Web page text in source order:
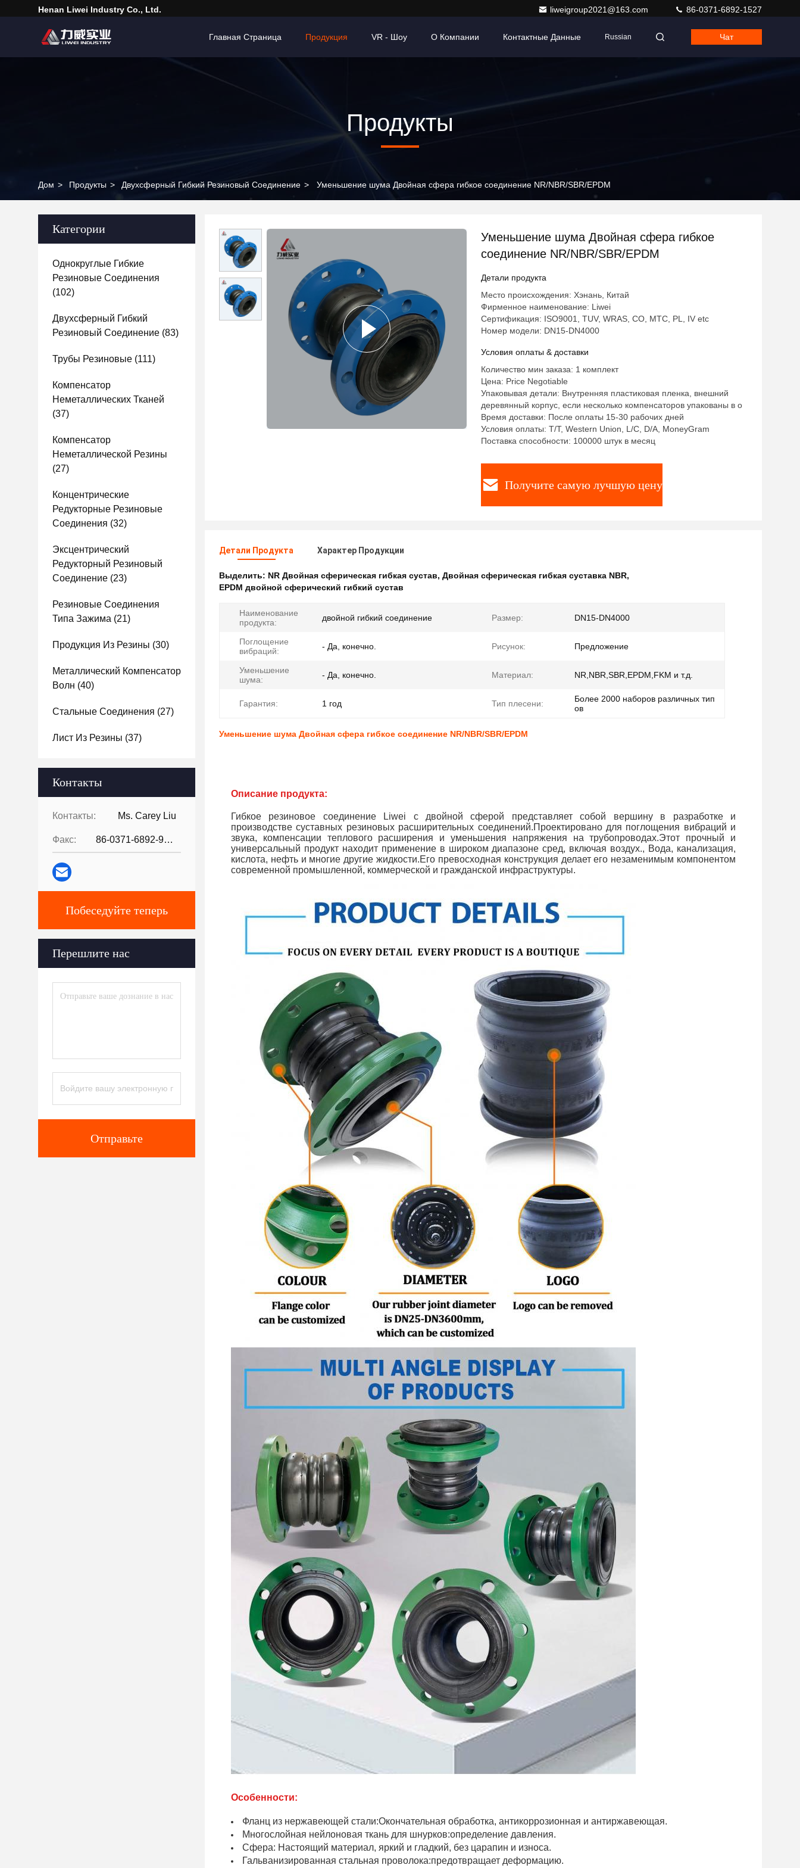
Henan Liwei Industry Co., Ltd. liweigroup2021@163.com 86-0371-6892-1527
Главная Страница Продукция VR - Шоу О Компании Контактные Данные Russian Чат
Продукты
Дом > Продукты > Двухсферный Гибкий Резиновый Соединение > Уменьшение шума Двойная сфера гибкое соединение NR/NBR/SBR/EPDM
Категории
Однокруглые Гибкие
Резиновые Соединения
(102)
Двухсферный Гибкий
Резиновый Соединение (83)
Трубы Резиновые (111)
Компенсатор
Неметаллических Тканей
(37)
Компенсатор
Неметаллической Резины
(27)
Концентрические
Редукторные Резиновые
Соединения (32)
Эксцентрический
Редукторный Резиновый
Соединение (23)
Резиновые Соединения
Типа Зажима (21)
Продукция Из Резины (30)
Металлический Компенсатор
Волн (40)
Стальные Соединения (27)
Лист Из Резины (37)
Контакты
Контакты: Ms. Carey Liu
Факс: 86-0371-6892-9024
Побеседуйте теперь
Перешлите нас
Отправьте
Уменьшение шума Двойная сфера гибкое
соединение NR/NBR/SBR/EPDM
Детали продукта
Место происхождения: Хэнань, Китай
Фирменное наименование: Liwei
Сертификация: ISO9001, TUV, WRAS, CO, MTC, PL, IV etc
Номер модели: DN15-DN4000
Условия оплаты & доставки
Количество мин заказа: 1 комплект
Цена: Price Negotiable
Упаковывая детали: Внутренняя пластиковая пленка, внешний
деревянный корпус, если несколько компенсаторов упакованы в о
Время доставки: После оплаты 15-30 рабочих дней
Условия оплаты: T/T, Western Union, L/C, D/A, MoneyGram
Поставка способности: 100000 штук в месяц
Получите самую лучшую цену
Детали Продукта Характер Продукции
Выделить: NR Двойная сферическая гибкая сустав, Двойная сферическая гибкая суставка NBR,
EPDM двойной сферический гибкий сустав
Наименование
продукта:
двойной гибкий соединение Размер: DN15-DN4000
Поглощение
вибраций:
- Да, конечно. Рисунок: Предложение
Уменьшение
шума:
- Да, конечно. Материал: NR,NBR,SBR,EPDM,FKM и т.д.
Гарантия: 1 год Тип плесени:
Более 2000 наборов различных тип
ов
Уменьшение шума Двойная сфера гибкое соединение NR/NBR/SBR/EPDM
Описание продукта:
Гибкое резиновое соединение Liwei с двойной сферой представляет собой вершину в разработке и
производстве суставных резиновых расширительных соединений.Проектировано для поглощения вибраций и
звука, компенсации теплового расширения и уменьшения напряжения на трубопроводах.Этот прочный и
универсальный продукт находит применение в широком диапазоне сред, включая воздух., Вода, канализация,
кислота, нефть и многие другие жидкости.Его превосходная конструкция делает его незаменимым компонентом
современной промышленной, коммерческой и гражданской инфраструктуры.
Особенности:
Фланц из нержавеющей стали:Окончательная обработка, антикоррозионная и антиржавеющая.
Многослойная нейлоновая ткань для шнурков:определение давления.
Сфера: Настоящий материал, яркий и гладкий, без царапин и износа.
Гальванизированная стальная проволока:предотвращает деформацию.